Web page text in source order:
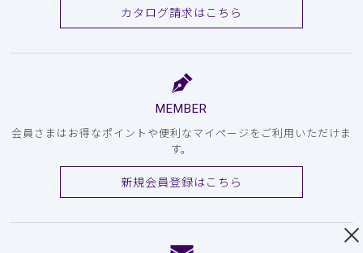
カタログ請求はこちら
MEMBER
会員さまはお得なポイントや便利なマイページをご利用いただけま
す。
新規会員登録はこちら